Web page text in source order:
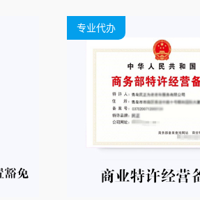
专业代办